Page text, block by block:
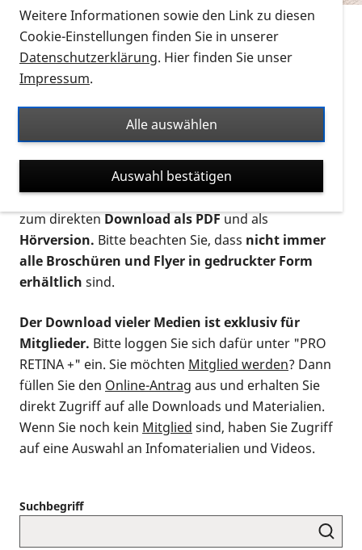
Thema Infomaterial auf der PRO RETINA-Website
für blinde und sehbehinderte Menschen an.
Auf dieser Seite finden Sie sämtliches Infomaterial
Ort. Nutzen Sie den Formatfilter, um ausschließlich
nach Flyern und Broschüren, Audios oder Videos zu
suchen. Die meisten Flyer und Broschüren werden in
verschiedenen Formaten angeboten: zur
postalischen Bestellung als gedruckte Variante
zum direktenDownload als PDFund als
Hörversion. Bitte beachten Sie, dass nicht immer
alle Broschüren und Flyer in gedruckter Form
erhältlich sind.
Der Download vieler Medien ist exklusiv für
Mitglieder. Bitte loggen Sie sich dafür unter "PRO
RETINA +" ein. Sie möchten Mitglied werden? Dann
füllen Sie den Online-Antrag aus und erhalten Sie
direkt Zugriff auf alle Downloads und Materialien.
Wenn Sie noch kein Mitglied sind, haben Sie Zugriff
auf eine Auswahl an Infomaterialien und Videos.
Suchbegriff
Weitere Informationen sowie den Link zu diesen
Cookie-Einstellungen finden Sie in unserer
Datenschutzerklärung. Hier finden Sie unser
Impressum.
Alle auswählen
Auswahl bestätigen